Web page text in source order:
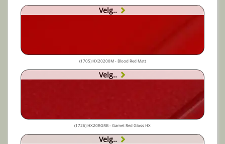
Velg..
(1705) HX20200M - Blood Red Matt
Velg..
(1726) HX20RGRB - Garnet Red Gloss HX
Velg..